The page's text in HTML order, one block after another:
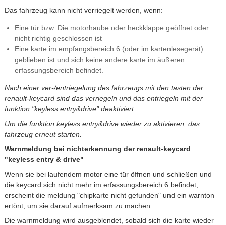
Das fahrzeug kann nicht verriegelt werden, wenn:
Eine tür bzw. Die motorhaube oder heckklappe geöffnet oder
nicht richtig geschlossen ist
Eine karte im empfangsbereich 6 (oder im kartenlesegerät)
geblieben ist und sich keine andere karte im äußeren
erfassungsbereich befindet.
Nach einer ver-/entriegelung des fahrzeugs mit den tasten der
renault-keycard sind das verriegeln und das entriegeln mit der
funktion "keyless entry&drive" deaktiviert.
Um die funktion keyless entry&drive wieder zu aktivieren, das
fahrzeug erneut starten.
Warnmeldung bei nichterkennung der renault-keycard
"keyless entry & drive"
Wenn sie bei laufendem motor eine tür öffnen und schließen und
die keycard sich nicht mehr im erfassungsbereich 6 befindet,
erscheint die meldung "chipkarte nicht gefunden" und ein warnton
ertönt, um sie darauf aufmerksam zu machen.
Die warnmeldung wird ausgeblendet, sobald sich die karte wieder